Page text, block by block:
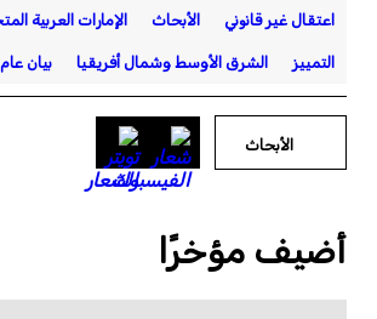
اعتقال غير قانوني الأبحاث الإمارات العربية
التمييز الشرق الأوسط وشمال أفريقيا بيان عام
الأبحاث
أضيف مؤخرًا